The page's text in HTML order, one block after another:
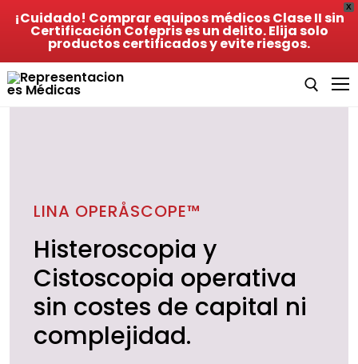
X
¡Cuidado! Comprar equipos médicos Clase II sin
Certificación Cofepris es un delito. Elija solo
productos certificados y evite riesgos.
Acerca de Nosotros
Productos
Lina Operascope
Lina Xcise
Lina Powerblade
LINA OPERÅSCOPE™
Histeroscopia y
Cistoscopia operativa
sin costes de capital ni
complejidad.